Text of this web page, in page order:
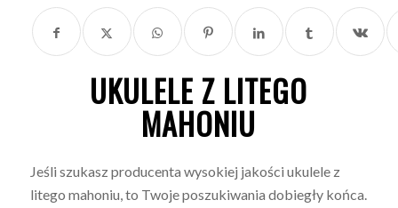
UKULELE Z LITEGO
MAHONIU
Jeśli szukasz producenta wysokiej jakości ukulele z
litego mahoniu, to Twoje poszukiwania dobiegły końca.